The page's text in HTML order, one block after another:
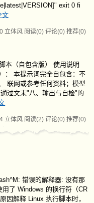
exit 0 fi
文
立体风 阅读(0) 评论(0) 推荐(0)
本（自包含版） 使用说明
： 本提示词完全自包含：不
联网或参考任何资料；模型
过文末"八、输出与自检"的
立体风 阅读(2) 评论(0) 推荐(0)
错误的解释器: 没有那
了 Windows 的换行符（CR
因解释 Linux 执行脚本时，